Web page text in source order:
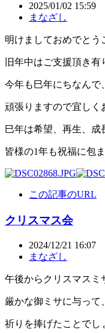
2025/01/02 15:59
まなざし
明けましておめでとう
旧年中はご支援頂き有
今年も巳年にちなんで
頑張りますので宜しく
巳年は希望、再生、成
皆様の1年も祝福に包
この記事のURL
クリスマス会
2024/12/21 16:07
まなざし
午後からクリスマスミ
厳かな御ミサに与って
祈りを捧げたことでし